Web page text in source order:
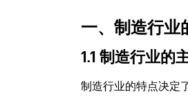
一、制造行业
1.1 制造行业的
制造行业的特点决定